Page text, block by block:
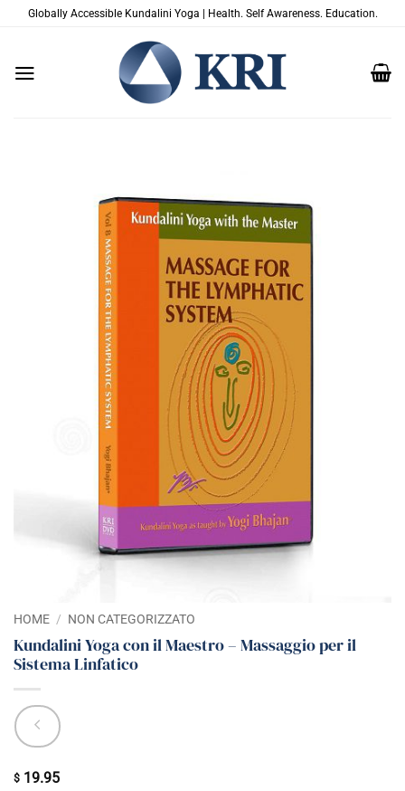
SaltaGlobally Accessible Kundalini Yoga | Health. Self Awareness. Education.
HOME / NON CATEGORIZZATO
Kundalini Yoga con il Maestro – Massaggio per il
Sistema Linfatico
$ 19.95